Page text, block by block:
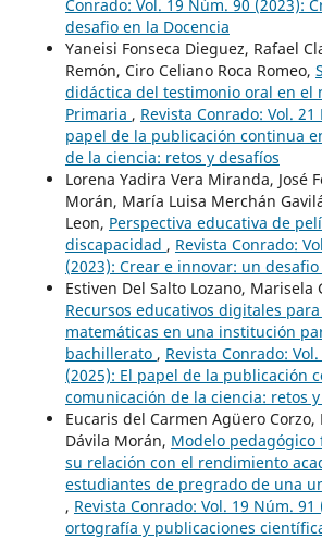
Conrado: Vol. 19 Núm. 90 (2023):
desafio en la Docencia
Yaneisi Fonseca Dieguez, Rafael
Remón, Ciro Celiano Roca Romeo,
didáctica del testimonio oral en el
Primaria , Revista Conrado: Vol.
papel de la publicación continua
de la ciencia: retos y desafíos
Lorena Yadira Vera Miranda, José
Morán, María Luisa Merchán
Leon, Perspectiva educativa de
discapacidad , Revista Conrado:
(2023): Crear e innovar: un
Estiven Del Salto Lozano, Marisela
Recursos educativos digitales
matemáticas en una institución
bachillerato , Revista Conrado:
(2025): El papel de la publicación
comunicación de la ciencia: retos
Eucaris del Carmen Agüero Corzo,
Dávila Morán, Modelo
su relación con el rendimiento
estudiantes de pregrado de una
, Revista Conrado: Vol. 19 Núm. 91
ortografía y publicaciones